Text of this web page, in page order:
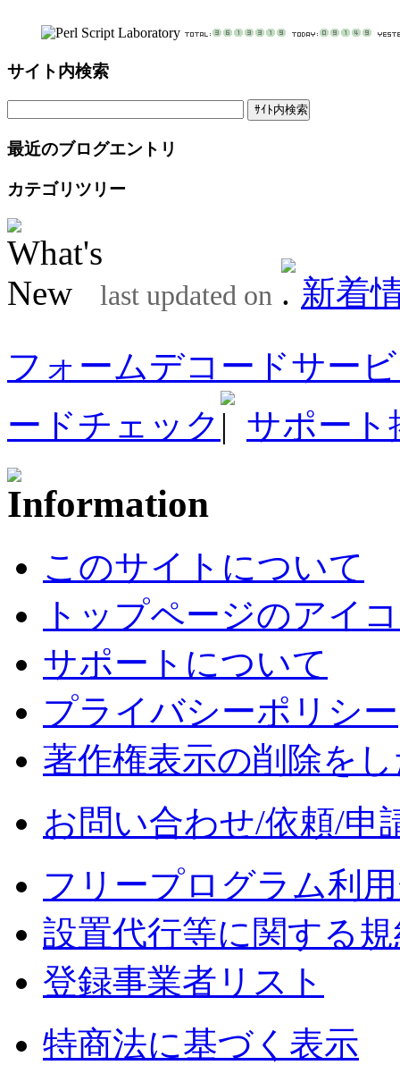
サイト内検索
最近のブログエントリ
カテゴリツリー
last updated on
新着
フォームデコードサー
ードチェック
サポート
このサイトについて
トップページのアイ
サポートについて
プライバシーポリシー
著作権表示の削除を
お問い合わせ/依頼/申
フリープログラム利
設置代行等に関する
登録事業者リスト
特商法に基づく表示